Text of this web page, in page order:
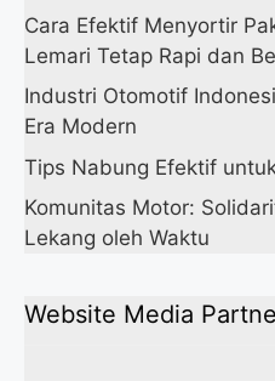
Cara Efektif Menyortir
Lemari Tetap Rapi dan
Industri Otomotif
Era Modern
Tips Nabung Efektif
Komunitas Motor:
Lekang oleh Waktu
Website Media